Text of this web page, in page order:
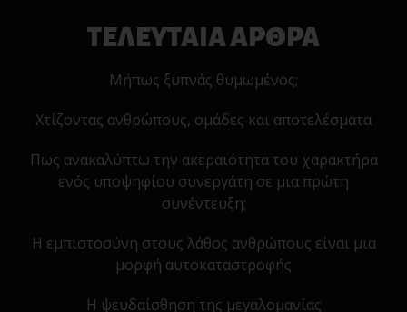
ΤΕΛΕΥΤΑΙΑ ΑΡΘΡΑ
Μήπως ξυπνάς θυμωμένος;
Χτίζοντας ανθρώπους, ομάδες και αποτελέσματα
Πως ανακαλύπτω την ακεραιότητα του χαρακτήρα
ενός υποψηφίου συνεργάτη σε μια πρώτη
συνέντευξη;
Η εμπιστοσύνη στους λάθος ανθρώπους είναι μια
μορφή αυτοκαταστροφής
Η ψευδαίσθηση της μεγαλομανίας